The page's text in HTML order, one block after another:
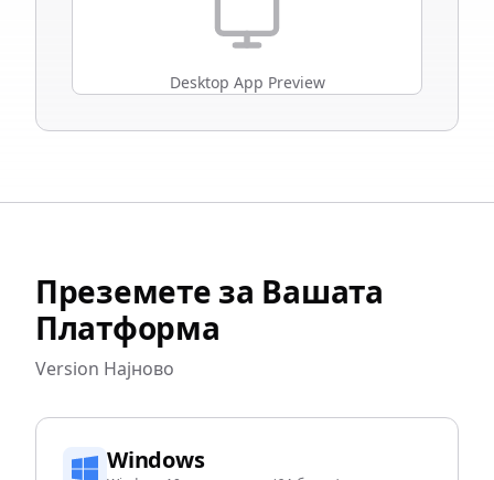
Desktop App Preview
Преземете за Вашата
Платформа
Version Најново
Windows